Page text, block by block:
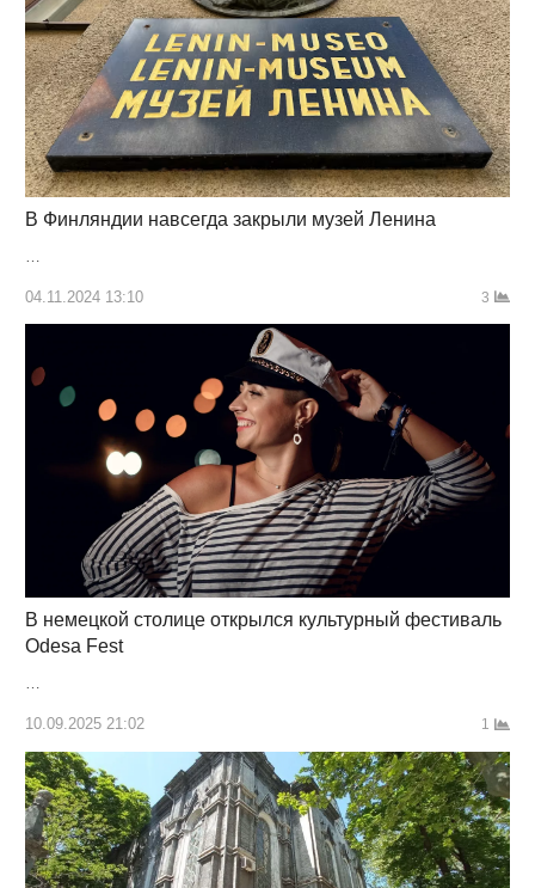
В Финляндии навсегда закрыли музей Ленина
04.11.2024 13:10 3
В немецкой столице открылся культурный фестиваль
Odesa Fest
10.09.2025 21:02 1